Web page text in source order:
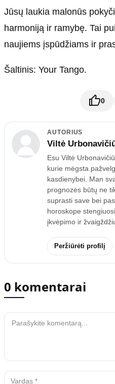
Jūsų laukia malonūs
harmoniją ir ramybę. Tai
naujiems įspūdžiams ir
Šaltinis: Your Tango.
0
AUTORIUS
Viltė
Esu Viltė
kurie mėgsta
kasdienybei. Man
prognozės būtų ne
suprasti save bei
horoskope
įkvėpimo ir
Peržiūrėti profilį
0 komentarai